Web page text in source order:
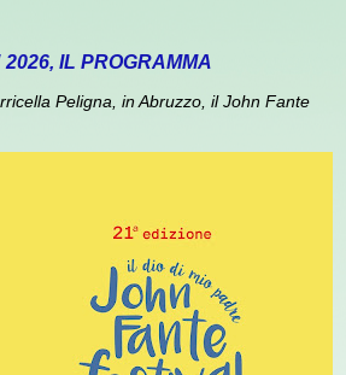
IL PROGRAMMA
Peligna, in Abruzzo, il John Fante